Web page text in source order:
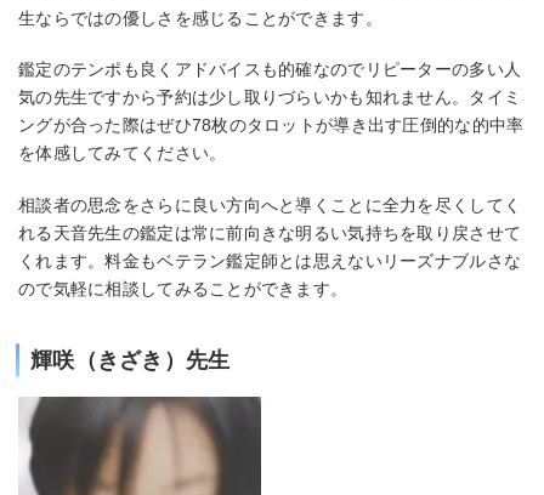
生ならではの優しさを感じることができます。
鑑定のテンポも良くアドバイスも的確なのでリピーターの多い人
気の先生ですから予約は少し取りづらいかも知れません。タイミ
ングが合った際はぜひ78枚のタロットが導き出す圧倒的な的中率
を体感してみてください。
相談者の思念をさらに良い方向へと導くことに全力を尽くしてく
れる天音先生の鑑定は常に前向きな明るい気持ちを取り戻させて
くれます。料金もベテラン鑑定師とは思えないリーズナブルさな
ので気軽に相談してみることができます。
輝咲（きざき）先生